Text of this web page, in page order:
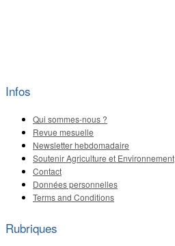
Infos
Qui sommes-nous ?
Revue mesuelle
Newsletter hebdomadaire
Soutenir Agriculture et Environnement
Contact
Données personnelles
Terms and Conditions
Rubriques